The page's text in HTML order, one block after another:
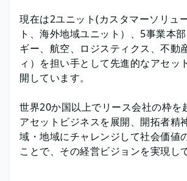
現在は2ユニット(カスタマーソリュ
ト、海外地域ユニット）、5事業本
ギー、航空、ロジスティクス、不動
ィ）を担い手として先進的なアセッ
開しています。
世界20か国以上でリース会社の枠を
アセットビジネスを展開、開拓者精
域・地域にチャレンジして社会価値
ことで、その経営ビジョンを実現し